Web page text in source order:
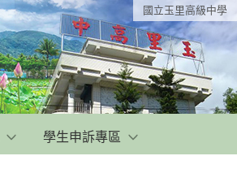
國立玉里高級中學
學生申訴專區